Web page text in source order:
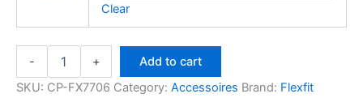
Clear
- +
Add to cart
SKU: CP-FX7706 Category: Accessoires Brand: Flexfit